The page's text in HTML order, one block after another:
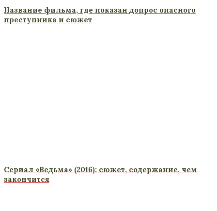
Название фильма, где показан допрос опасного
преступника и сюжет
Сериал «Ведьма» (2016): сюжет, содержание, чем
закончится